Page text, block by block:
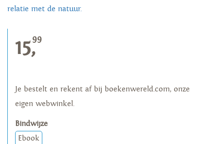
relatie met de natuur.
15,99
Je bestelt en rekent af bij boekenwereld.com, onze
eigen webwinkel.
Bindwijze
Ebook